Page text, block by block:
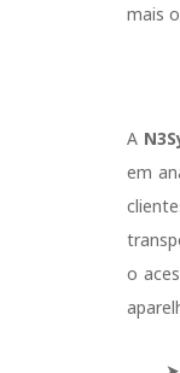
mais
A
em
o